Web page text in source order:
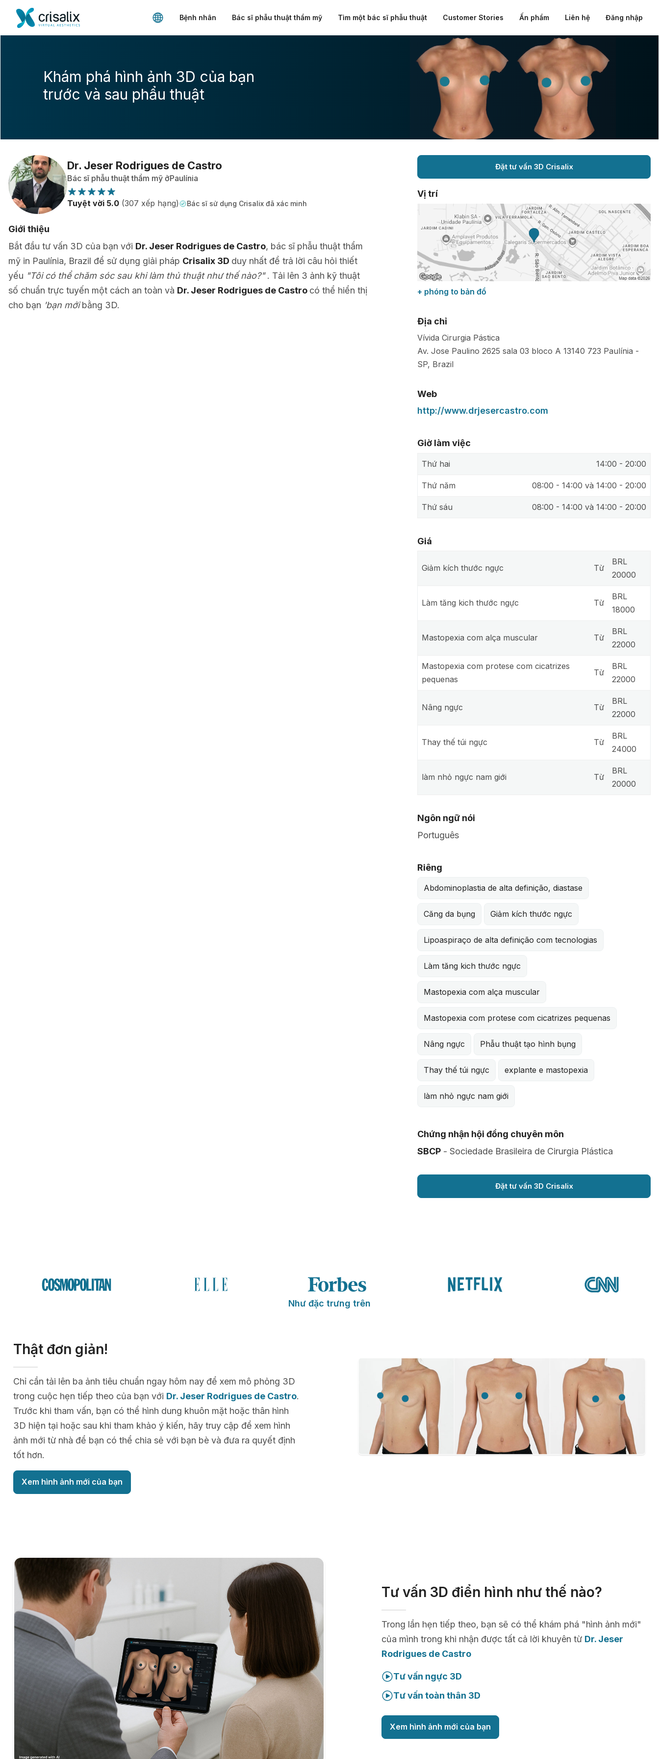
Bệnh nhân Bác sĩ phẫu thuật thẩm mỹ Tìm một bác sĩ phẫu thuật Customer Stories Ấn phẩm Liên hệ Đăng nhập
Khám phá hình ảnh 3D của bạn
trước và sau phẩu thuật
Dr. Jeser Rodrigues de Castro
Bác sĩ phẫu thuật thẩm mỹ ởPaulínia
Tuyệt vời 5.0 (307 xếp hạng) Bác sĩ sử dụng Crisalix đã xác minh
Giới thiệu
Bắt đầu tư vấn 3D của bạn với Dr. Jeser Rodrigues de Castro, bác sĩ phẫu thuật thẩm
mỹ in Paulínia, Brazil để sử dụng giải pháp Crisalix 3D duy nhất để trả lời câu hỏi thiết
yếu "Tôi có thể chăm sóc sau khi làm thủ thuật như thế nào?". Tải lên 3 ảnh kỹ thuật
số chuẩn trực tuyến một cách an toàn và Dr. Jeser Rodrigues de Castro có thể hiển thị
cho bạn 'bạn mớibằng 3D.
Đặt tư vấn 3D Crisalix
Vị trí
+ phóng to bản đồ
Địa chỉ
Vívida Cirurgia Pástica
Av. Jose Paulino 2625 sala 03 bloco A 13140 723 Paulínia -
SP, Brazil
Web
http://www.drjesercastro.com
Giờ làm việc
Thứ hai 14:00 - 20:00
Thứ năm 08:00 - 14:00 và 14:00 - 20:00
Thứ sáu 08:00 - 14:00 và 14:00 - 20:00
Giá
Giảm kích thước ngực Từ
BRL
20000
Làm tăng kich thước ngực Từ
BRL
18000
Mastopexia com alça muscular Từ
BRL
22000
Mastopexia com protese com cicatrizes
pequenas
Từ
BRL
22000
Nâng ngực Từ
BRL
22000
Thay thế túi ngực Từ
BRL
24000
làm nhỏ ngực nam giới Từ
BRL
20000
Ngôn ngữ nói
Português
Riêng
Abdominoplastia de alta definição, diastase
Căng da bụng Giảm kích thước ngực
Lipoaspiraço de alta definição com tecnologias
Làm tăng kich thước ngực
Mastopexia com alça muscular
Mastopexia com protese com cicatrizes pequenas
Nâng ngực Phẫu thuật tạo hình bụng
Thay thế túi ngực explante e mastopexia
làm nhỏ ngực nam giới
Chứng nhận hội đồng chuyên môn
SBCP - Sociedade Brasileira de Cirurgia Plástica
Đặt tư vấn 3D Crisalix
Như đặc trưng trên
Thật đơn giản!
Chỉ cần tải lên ba ảnh tiêu chuẩn ngay hôm nay để xem mô phỏng 3D
trong cuộc hẹn tiếp theo của bạn với Dr. Jeser Rodrigues de Castro.
Trước khi tham vấn, bạn có thể hình dung khuôn mặt hoặc thân hình
3D hiện tại hoặc sau khi tham khảo ý kiến, hãy truy cập để xem hình
ảnh mới từ nhà để bạn có thể chia sẻ với bạn bè và đưa ra quyết định
tốt hơn.
Xem hình ảnh mới của bạn
Tư vấn 3D điển hình như thế nào?
Trong lần hẹn tiếp theo, bạn sẽ có thể khám phá "hình ảnh mới"
của mình trong khi nhận được tất cả lời khuyên từ Dr. Jeser
Rodrigues de Castro
Tư vấn ngực 3D
Tư vấn toàn thân 3D
Xem hình ảnh mới của bạn